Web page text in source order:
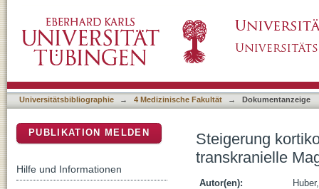
Universitätsbibliographie → 4 Medizinische Fakultät → Dokumentanzeige
Steigerung
transkranielle
Autor(en):
PUBLIKATION MELDEN
Hilfe und Informationen